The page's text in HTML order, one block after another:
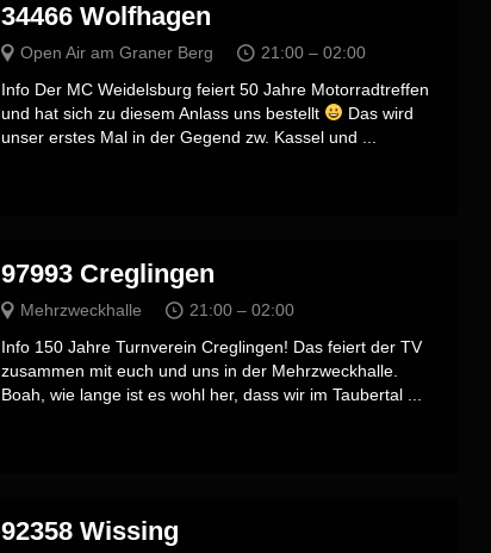
34466 Wolfhagen
Open Air am Graner Berg
21:00 – 02:00
Info Der MC Weidelsburg feiert 50 Jahre Motorradtreffen
und hat sich zu diesem Anlass uns bestellt
Das wird
unser erstes Mal in der Gegend zw. Kassel und ...
97993 Creglingen
Mehrzweckhalle
21:00 – 02:00
Info 150 Jahre Turnverein Creglingen! Das feiert der TV
zusammen mit euch und uns in der Mehrzweckhalle.
Boah, wie lange ist es wohl her, dass wir im Taubertal ...
92358 Wissing